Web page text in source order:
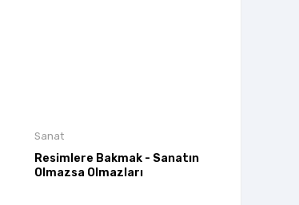
Sanat
Resimlere Bakmak - Sanatın
Olmazsa Olmazları